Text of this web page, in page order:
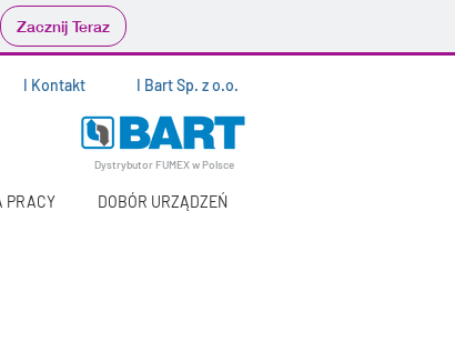
Zacznij Teraz
I Kontakt I Bart Sp. z o.o.
Dystrybutor FUMEX w Polsce
PRACY DOBÓR URZĄDZEŃ